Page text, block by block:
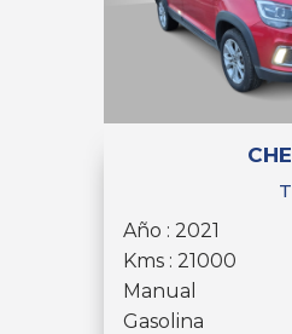
Año : 2021
Kms : 21000
Manual
Gasolina